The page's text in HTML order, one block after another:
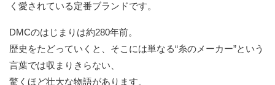
く愛されている定番ブランドです。
DMCのはじまりは約280年前。
歴史をたどっていくと、そこには単なる“糸のメーカー”という
言葉では収まりきらない、
驚くほど壮大な物語があります。